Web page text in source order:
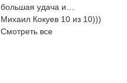
большая удача и…
Михаил Кокуев 10 из 10)))
Смотреть все